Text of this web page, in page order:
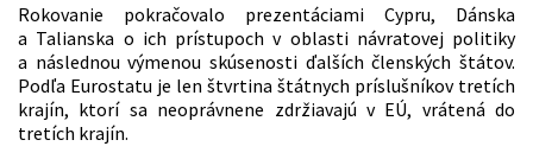
Rokovanie pokračovalo prezentáciami Cypru, Dánska
a Talianska o ich prístupoch v oblasti návratovej politiky
a následnou výmenou skúsenosti ďalších členských štátov.
Podľa Eurostatu je len štvrtina štátnych príslušníkov tretích
krajín, ktorí sa neoprávnene zdržiavajú v EÚ, vrátená do
tretích krajín.